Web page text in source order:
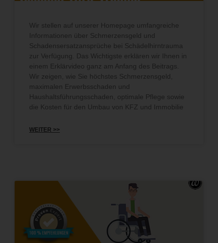
Wir stellen auf unserer Homepage umfangreiche
Informationen über Schmerzensgeld und
Schadensersatzansprüche bei Schädelhirntrauma
zur Verfügung. Das Wichtigste erklären wir Ihnen in
einem Erklärvideo ganz am Anfang des Beitrags.
Wir zeigen, wie Sie höchstes Schmerzensgeld,
maximalen Erwerbsschaden und
Haushaltsführungsschaden, optimale Pflege sowie
die Kosten für den Umbau von KFZ und Immobilie
WEITER >>